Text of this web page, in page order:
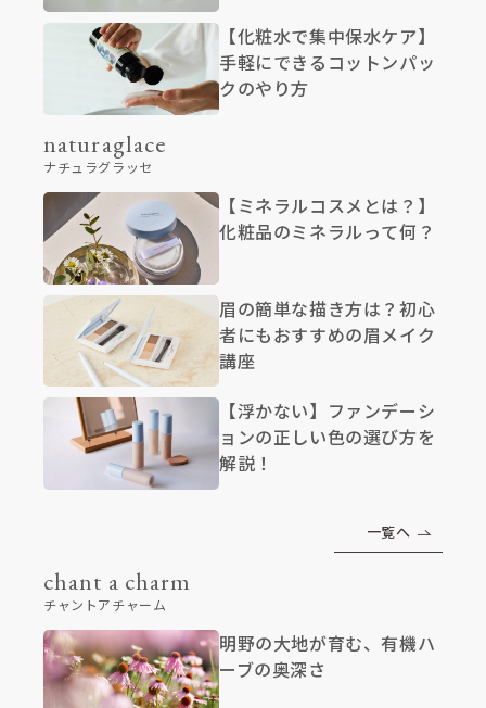
【化粧水で集中保水ケア】
手軽にできるコットンパッ
クのやり方
naturaglace
ナチュラグラッセ
【ミネラルコスメとは？】
化粧品のミネラルって何？
眉の簡単な描き方は？初心
者にもおすすめの眉メイク
講座
【浮かない】ファンデーシ
ョンの正しい色の選び方を
解説！
一覧へ
chant a charm
チャントアチャーム
明野の大地が育む、有機ハ
ーブの奥深さ